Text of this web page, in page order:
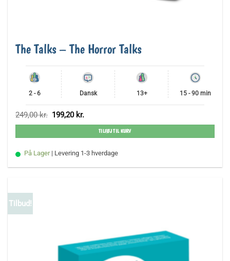
The Talks – The Horror Talks
2 - 6 Dansk 13+ 15 - 90 min
249,00kr. Den
oprindelige
pris
249,00 kr..
199,20 kr.
aktuelle
pris
199,20 kr..
TILFØJ TIL KURV
På Lager | Levering 1-3 hverdage
Tilbud!